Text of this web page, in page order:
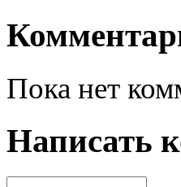
Пока нет
Написать